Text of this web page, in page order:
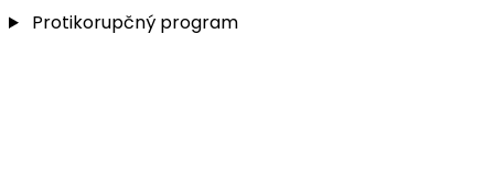
Protikorupčný program